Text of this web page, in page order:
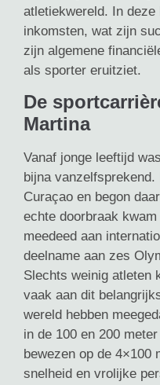
atletiekwereld. In
inkomsten, wat zijn
zijn algemene
als sporter eruitziet.
De
Martina
Vanaf jonge leeftijd
bijna
Curaçao en begon
echte doorbraak
meedeed aan
deelname aan zes
Slechts weinig atleten
vaak aan dit
wereld hebben
in de 100 en 200
bewezen op de
snelheid en vrolijke